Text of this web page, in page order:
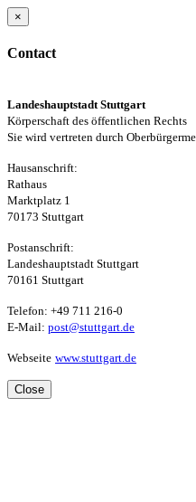
×
Contact
Landeshauptstadt Stuttgart
Körperschaft des öffentlichen Rechts
Sie wird vertreten durch
Hausanschrift:
Rathaus
Marktplatz 1
70173 Stuttgart
Postanschrift:
Landeshauptstadt Stuttgart
70161 Stuttgart
Telefon: +49 711 216-0
E-Mail: post@stuttgart.de
Webseite www.stuttgart.de
Close